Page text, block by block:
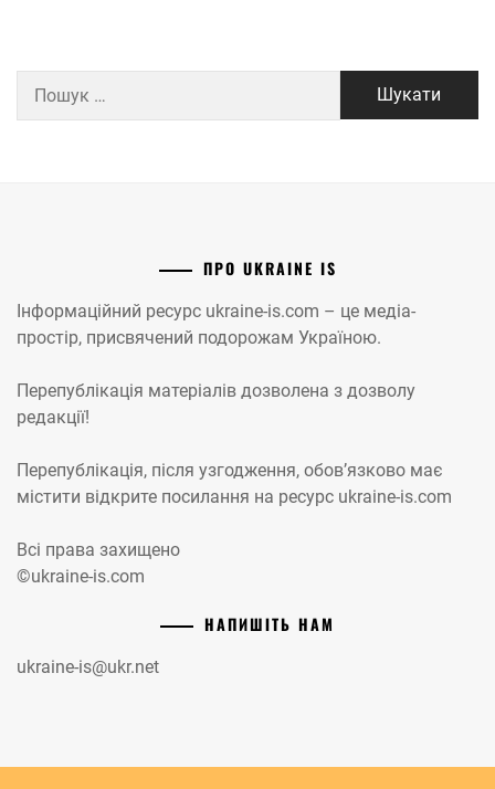
ПРО UKRAINE IS
Інформаційний ресурс ukraine-is.com – це медіа-
простір, присвячений подорожам Україною.
Перепублікація матеріалів дозволена з дозволу
редакції!
Перепублікація, після узгодження, обов’язково має
містити відкрите посилання на ресурс ukraine-is.com
Всі права захищено
©ukraine-is.com
НАПИШІТЬ НАМ
ukraine-is@ukr.net